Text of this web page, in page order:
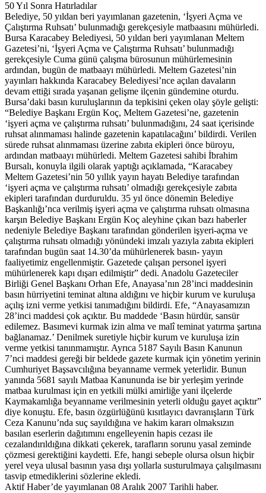
50 Yıl Sonra Hatırladılar
Belediye, 50 yıldan beri yayımlanan gazetenin, ‘İşyeri Açma ve
Çalıştırma Ruhsatı’ bulunmadığı gerekçesiyle matbaasını mühürledi.
Bursa Karacabey Belediyesi, 50 yıldan beri yayımlanan Meltem
Gazetesi’ni, ‘İşyeri Açma ve Çalıştırma Ruhsatı’ bulunmadığı
gerekçesiyle Cuma günü çalışma bürosunun mühürlemesinin
ardından, bugün de matbaayı mühürledi. Meltem Gazetesi’nin
yayınları hakkında Karacabey Belediyesi’nce açılan davaların
devam ettiği sırada yaşanan gelişme ilçenin gündemine oturdu.
Bursa’daki basın kuruluşlarının da tepkisini çeken olay şöyle gelişti:
“Belediye Başkanı Ergün Koç, Meltem Gazetesi’ne, gazetenin
‘işyeri açma ve çalıştırma ruhsatı’ bulunmadığını, 24 saat içerisinde
ruhsat alınmaması halinde gazetenin kapatılacağını’ bildirdi. Verilen
sürede ruhsat alınmaması üzerine zabıta ekipleri önce büroyu,
ardından matbaayı mühürledi. Meltem Gazetesi sahibi İbrahim
Bursalı, konuyla ilgili olarak yaptığı açıklamada, “Karacabey
Meltem Gazetesi’nin 50 yıllık yayın hayatı Belediye tarafından
‘işyeri açma ve çalıştırma ruhsatı’ olmadığı gerekçesiyle zabıta
ekipleri tarafından durduruldu. 35 yıl önce dönemin Belediye
Başkanlığı’nca verilmiş işyeri açma ve çalıştırma ruhsatı olmasına
karşın Belediye Başkanı Ergün Koç aleyhine çıkan bazı haberler
nedeniyle Belediye Başkanı tarafından gönderilen işyeri-açma ve
çalıştırma ruhsatı olmadığı yönündeki imzalı yazıyla zabıta ekipleri
tarafından bugün saat 14.30’da mühürlenerek basın- yayın
faaliyetimiz engellenmiştir. Gazetede çalışan personel işyeri
mühürlenerek kapı dışarı edilmiştir” dedi. Anadolu Gazeteciler
Birliği Genel Başkanı Orhan Efe, Anayasa’nın 28’inci maddesinin
basın hürriyetini teminat altına aldığını ve hiçbir kurum ve kuruluşa
açılış izni verme yetkisi tanımadığını bildirdi. Efe, “Anayasamızın
28’inci maddesi çok açıktır. Bu maddede ‘Basın hürdür, sansür
edilemez. Basımevi kurmak izin alma ve malî teminat yatırma şartına
bağlanamaz.’ Denilmek suretiyle hiçbir kurum ve kuruluşa izin
verme yetkisi tanınmamıştır. Ayrıca 5187 Sayılı Basın Kanunun
7’nci maddesi gereği bir beldede gazete kurmak için yönetim yerinin
Cumhuriyet Başsavcılığına beyanname vermek yeterlidir. Bunun
yanında 5681 sayılı Matbaa Kanununda ise bir yerleşim yerinde
matbaa kurulması için en yetkili mülki amirliğe yani ilçelerde
Kaymakamlığa beyanname verilmesinin yeterli olduğu gayet açıktır”
diye konuştu. Efe, basın özgürlüğünü kısıtlayıcı davranışların Türk
Ceza Kanunu’nda suç sayıldığına ve hakim kararı olmaksızın
basılan eserlerin dağıtımını engelleyenin hapis cezası ile
cezalandırıldığına dikkati çekerek, tarafların sorunu yasal zeminde
çözmesi gerektiğini kaydetti. Efe, hangi sebeple olursa olsun hiçbir
yerel veya ulusal basının yasa dışı yollarla susturulmaya çalışılmasını
tasvip etmediklerini sözlerine ekledi.
Aktif Haber’de yayımlanan 08 Aralık 2007 Tarihli haber.